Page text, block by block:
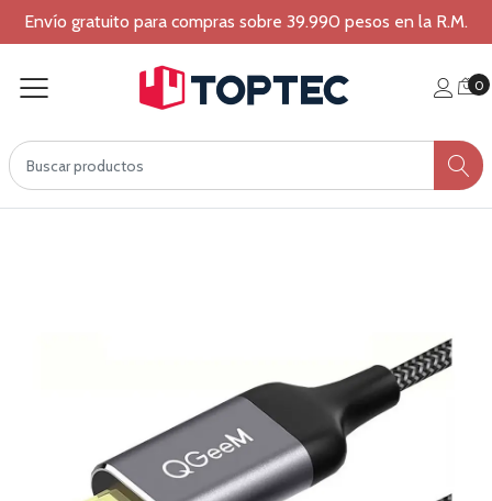
Envío gratuito para compras sobre 39.990 pesos en la R.M.
0